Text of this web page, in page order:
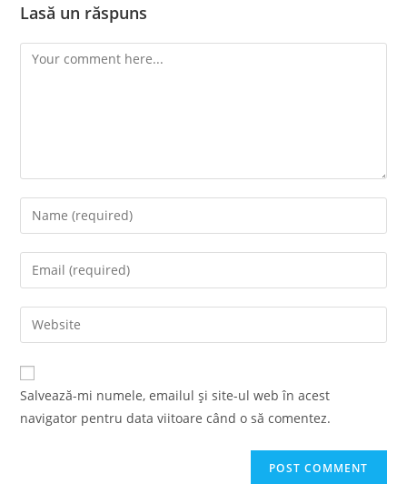
Lasă un răspuns
Comment
Enter
your
name
comment
Enter
your
email
address
comment
Enter
your
website
URL
Salvează-mi numele, emailul și site-ul web în acest
navigator pentru data viitoare când o să comentez.